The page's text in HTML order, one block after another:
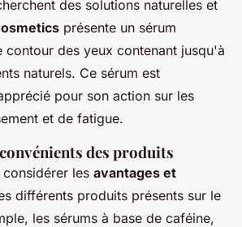
des solutions naturelles et
présente un sérum
contour des yeux contenant jusqu'à
naturels. Ce sérum est
pour son action sur les
et de fatigue.
des produits
les avantages et
différents produits présents sur le
les sérums à base de caféine,